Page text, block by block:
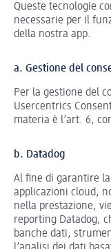
Queste tecnologie
necessarie per il
della nostra app.
a. Gestione del
Per la gestione del
Usercentrics
materia è l’art. 6,
b. Datadog
Al fine di garantire
applicazioni cloud,
nella prestazione,
reporting Datadog,
banche dati,